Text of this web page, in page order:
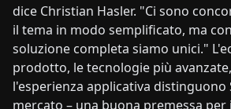
dice Christian Hasler. "Ci sono
il tema in modo semplificato, ma
soluzione completa siamo unici."
prodotto, le tecnologie più
l'esperienza applicativa distinguono
mercato – una buona premessa